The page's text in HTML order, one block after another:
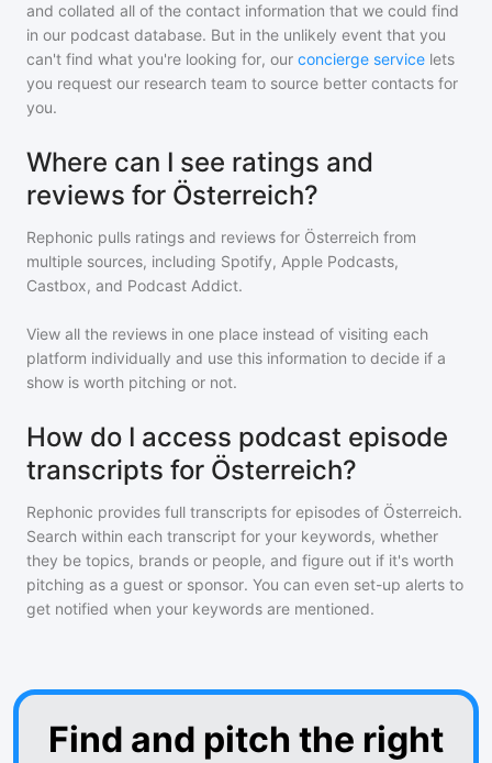
and collated all of the contact information that we could find
in our podcast database. But in the unlikely event that you
can't find what you're looking for, our concierge service lets
you request our research team to source better contacts for
you.
Where can I see ratings and
reviews for Österreich?
Rephonic pulls ratings and reviews for Österreich from
multiple sources, including Spotify, Apple Podcasts,
Castbox, and Podcast Addict.
View all the reviews in one place instead of visiting each
platform individually and use this information to decide if a
show is worth pitching or not.
How do I access podcast episode
transcripts for Österreich?
Rephonic provides full transcripts for episodes of Österreich.
Search within each transcript for your keywords, whether
they be topics, brands or people, and figure out if it's worth
pitching as a guest or sponsor. You can even set-up alerts to
get notified when your keywords are mentioned.
Find and pitch the right